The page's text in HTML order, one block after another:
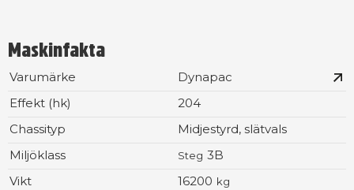
Maskinfakta
Varumärke
Dynapac
Effekt (hk)
204
Chassityp
Midjestyrd, slätvals
Miljöklass
Steg 3B
Vikt
16200 kg